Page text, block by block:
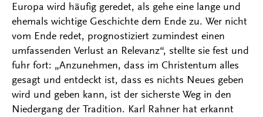
Europa wird häufig geredet, als gehe eine lange und
ehemals wichtige Geschichte dem Ende zu. Wer nicht
vom Ende redet, prognostiziert zumindest einen
umfassenden Verlust an Relevanz“, stellte sie fest und
fuhr fort: „Anzunehmen, dass im Christentum alles
gesagt und entdeckt ist, dass es nichts Neues geben
wird und geben kann, ist der sicherste Weg in den
Niedergang der Tradition. Karl Rahner hat erkannt